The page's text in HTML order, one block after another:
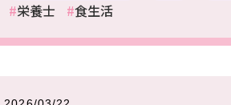
栄養士
食生活